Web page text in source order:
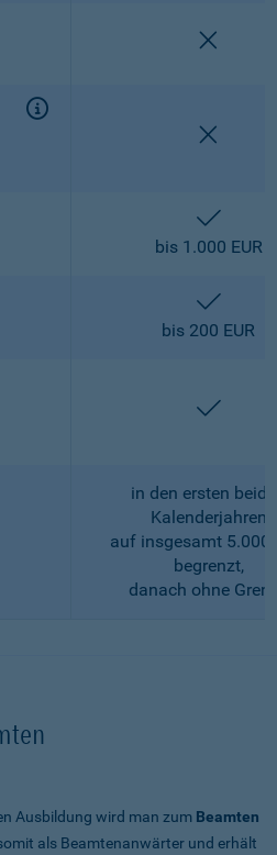
bis 1.000 EUR
bis 200 EUR
in den ersten
Kalenderjahren
auf insgesamt 5.000
begrenzt,
danach ohne
Ausbildung wird man zum Beamten
als Beamtenanwärter und erhält